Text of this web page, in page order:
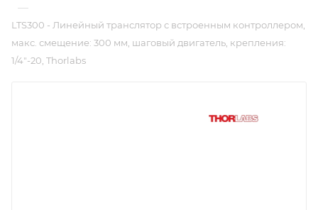
—
LTS300 - Линейный транслятор с встроенным контроллером,
макс. смещение: 300 мм, шаговый двигатель, крепления:
1/4"-20, Thorlabs